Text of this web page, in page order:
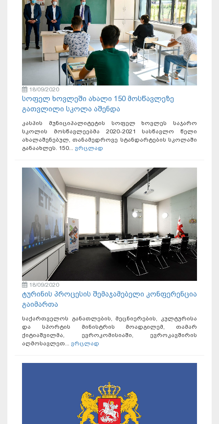
18/09/2020
სოფელ ხოვლეში ახალი 150 მოსწავლეზე
გათვლილი სკოლა აშენდა
კასპის მუნიციპალიტეტის სოფელ ხოვლეს საჯარო
სკოლის მოსწავლეებმა 2020-2021 სასწავლო წელი
ახალაშენებულ, თანამედროვე სტანდარტების სკოლაში
განაახლეს. 150... ვრცლად
18/09/2020
ტურინის პროცესის შემაჯამებელი კონფერენცია
გაიმართა
საქართველოს განათლების, მეცნიერების, კულტურისა
და სპორტის მინისტრის მოადგილემ, თამარ
ქიტიაშვილმა, ევროკომისიაში, ევროკავშირის
აღმოსავლეთ... ვრცლად